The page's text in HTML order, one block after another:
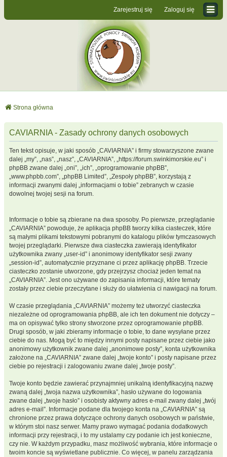
Zaloguj się
Zarejestruj się
Strona główna
CAVIARNIA - Zasady ochrony danych osobowych
Ten tekst opisuje, w jaki sposób „CAVIARNIA” i firmy stowarzyszone zwane
dalej „my”, „nas”, „nasz”, „CAVIARNIA”, „https://forum.swinkimorskie.eu” i
phpBB zwane dalej „oni”, „ich”, „oprogramowanie phpBB”,
„www.phpbb.com”, „phpBB Limited”, „Zespoły phpBB”, korzystają z
informacji zwanymi dalej „informacjami o tobie” zebranych w czasie
dowolnej twojej sesji na forum.
Informacje o tobie są zbierane na dwa sposoby. Po pierwsze, przeglądanie
„CAVIARNIA” powoduje, że aplikacja phpBB tworzy kilka ciasteczek, które
są małymi plikami tekstowymi pobranymi do katalogu plików tymczasowych
twojej przeglądarki. Pierwsze dwa ciasteczka zawierają identyfikator
użytkownika zwany „user-id” i anonimowy identyfikator sesji zwany
„session-id”, automatycznie przyznane ci przez aplikację phpBB. Trzecie
ciasteczko zostanie utworzone, gdy przejrzysz chociaż jeden temat na
„CAVIARNIA”. Jest ono używane do zapisania informacji, które tematy
zostały przez ciebie przeczytane i służy do ułatwienia ci nawigacji na forum.
W czasie przeglądania „CAVIARNIA” możemy też utworzyć ciasteczka
niezależne od oprogramowania phpBB, ale ich ten dokument nie dotyczy –
ma on opisywać tylko strony stworzone przez oprogramowanie phpBB.
Drugi sposób, w jaki zbieramy informacje o tobie, to dane wysyłane przez
ciebie do nas. Mogą być to między innymi posty napisane przez ciebie jako
anonimowy użytkownik zwane dalej „anonimowe posty”, konta użytkownika
założone na „CAVIARNIA” zwane dalej „twoje konto” i posty napisane przez
ciebie po rejestracji i zalogowaniu zwane dalej „twoje posty”.
Twoje konto będzie zawierać przynajmniej unikalną identyfikacyjną nazwę
zwaną dalej „twoja nazwa użytkownika”, hasło używane do logowania
zwane dalej „twoje hasło” i osobisty aktywny adres e-mail zwany dalej „twój
adres e-mail”. Informacje podane dla twojego konta na „CAVIARNIA” są
chronione przez prawa dotyczące ochrony danych osobowych w państwie,
w którym stoi nasz serwer. Mamy prawo wymagać podania dodatkowych
informacji przy rejestracji, i to my ustalamy czy podanie ich jest konieczne,
czy nie. W każdym przypadku, masz możliwość wybrania, które informacje o
twoim koncie są wyświetlane publicznie. Co więcej, w panelu zarządzania